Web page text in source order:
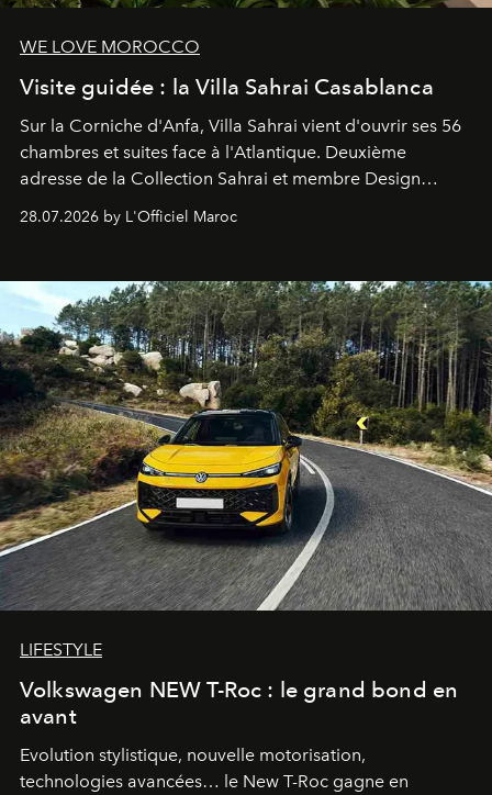
WE LOVE MOROCCO
Visite guidée : la Villa Sahrai Casablanca
Sur la Corniche d'Anfa, Villa Sahrai vient d'ouvrir ses 56
chambres et suites face à l'Atlantique. Deuxième
adresse de la Collection Sahrai et membre Design
Hotels, ce boutique-hôtel cinq étoiles signé Christophe
Pillet promet un lieu de vie complet. On y a déjeuné…
28.07.2026 by L'Officiel Maroc
LIFESTYLE
Volkswagen NEW T-Roc : le grand bond en
avant
Evolution stylistique, nouvelle motorisation,
technologies avancées… le New T-Roc gagne en